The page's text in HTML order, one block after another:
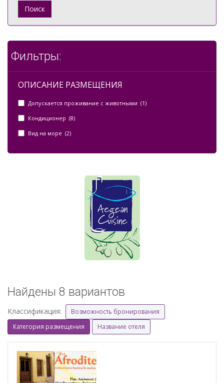
Поиск
Фильтры:
ОПИСАНИЕ РАЗМЕЩЕНИЯ
Допускается проживание с животными (1)
Кондиционер (8)
Вид на море (2)
Найдены 8 вариантов
Классификация:
Возможность бронирования
Категория размещения
Название отеля